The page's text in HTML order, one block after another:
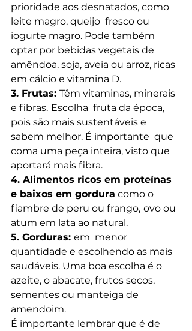
prioridade aos desnatados, como
leite magro, queijo  fresco ou
iogurte magro. Pode também
optar por bebidas vegetais de
amêndoa, soja, aveia ou arroz, ricas
em cálcio e vitamina D.
3. Frutas: Têm vitaminas, minerais
e fibras. Escolha  fruta da época,
pois são mais sustentáveis e
sabem melhor. É importante  que
coma uma peça inteira, visto que
aportará mais fibra.
4. Alimentos ricos em proteínas
e baixos em gordura como o
fiambre de peru ou frango, ovo ou
atum em lata ao natural.
5. Gorduras: em  menor
quantidade e escolhendo as mais
saudáveis. Uma boa escolha é o
azeite, o abacate, frutos secos,
sementes ou manteiga de
amendoim.
É importante lembrar que é de